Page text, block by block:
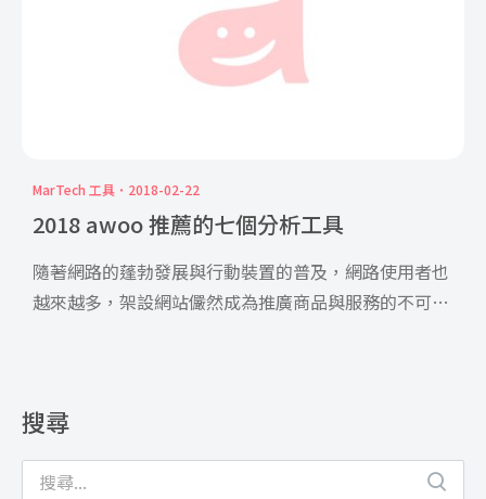
MarTech 工具 2018-02-22
2018 awoo 推薦的七個分析工具
隨著網路的蓬勃發展與行動裝置的普及，網路使用者也
越來越多，架設網站儼然成為推廣商品與服務的不可或
搜尋